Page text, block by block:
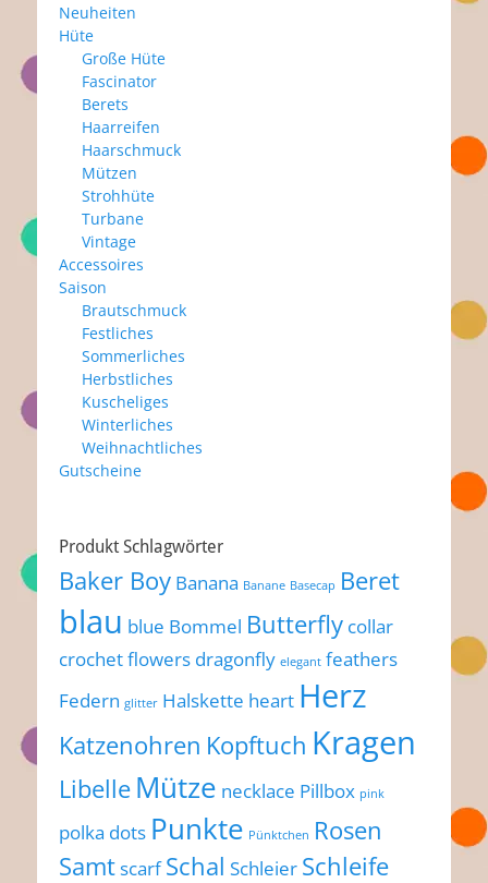
Neuheiten
Hüte
Große Hüte
Fascinator
Berets
Haarreifen
Haarschmuck
Mützen
Strohhüte
Turbane
Vintage
Accessoires
Saison
Brautschmuck
Festliches
Sommerliches
Herbstliches
Kuscheliges
Winterliches
Weihnachtliches
Gutscheine
Produkt Schlagwörter
Baker Boy Banana Banane Basecap Beret
blau blue Bommel Butterfly collar
crochet flowers dragonfly elegant feathers
Federn glitter Halskette heart Herz
Katzenohren Kopftuch Kragen
Libelle Mütze necklace Pillbox pink
polka dots Punkte Pünktchen Rosen
Samtscarf Schal Schleier Schleife